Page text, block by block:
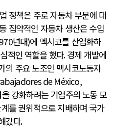
정책은 주로 자동차 부문에 대
집약적인 자동차 생산은 수입
년대)에 멕시코를 산업화하
적인 역할을 했다.경제 개발에
의 주요 노조인 멕시코노동자
de México,
강화하려는 기업주의 노동 모
를 권위적으로 지배하며 국가
갔다.